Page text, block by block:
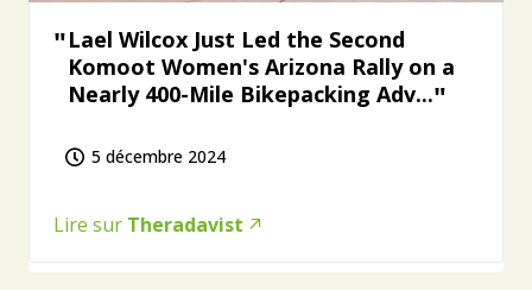
Lael Wilcox Just Led the Second
Komoot Women's Arizona Rally on a
Nearly 400-Mile Bikepacking Adv...
5 décembre 2024
Lire sur Theradavist